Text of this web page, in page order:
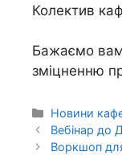
Колектив
Бажаємо вам
зміцненню
Новини
Вебінар до
Воркшоп